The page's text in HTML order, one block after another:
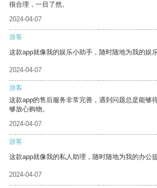
很合理，一目了然。
2024-04-07
游客
这款app就像我的娱乐小助手，随时随地为我的娱
2024-04-07
游客
这款app的售后服务非常完善，遇到问题总是能够
够放心购物。
2024-04-07
游客
这款app就像我的私人助理，随时随地为我的办公提
2024-04-07